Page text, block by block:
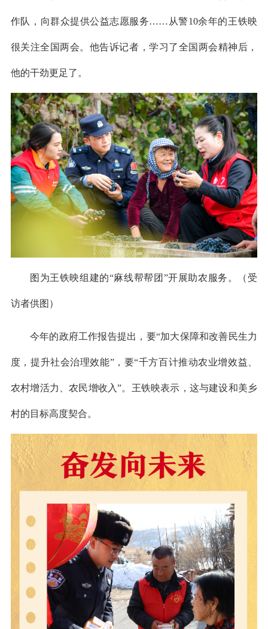
作队，向群众提供公益志愿服务……从警10余年的王铁映
很关注全国两会。他告诉记者，学习了全国两会精神后，
他的干劲更足了。
图为王铁映组建的“麻线帮帮团”开展助农服务。（受
访者供图）
今年的政府工作报告提出，要“加大保障和改善民生力
度，提升社会治理效能”，要“千方百计推动农业增效益、
农村增活力、农民增收入”。王铁映表示，这与建设和美乡
村的目标高度契合。